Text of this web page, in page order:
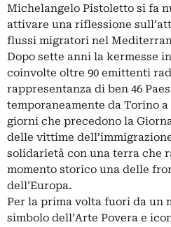
Michelangelo Pistoletto si fa
attivare una riflessione
flussi migratori nel
Dopo sette anni la kermesse
coinvolte oltre 90 emittenti
rappresentanza di ben 46
temporaneamente da Torino
giorni che precedono la
delle vittime
solidarietà con una terra che
momento storico una delle
dell’Europa.
Per la prima volta fuori da un
simbolo dell’Arte Povera e